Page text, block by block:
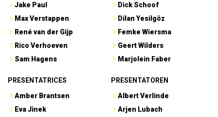
Jake Paul
Max Verstappen
René van der Gijp
Rico Verhoeven
Sam Hagens
Dick Schoof
Dilan Yesilgöz
Femke Wiersma
Geert Wilders
Marjolein Faber
PRESENTATRICES
Amber Brantsen
Eva Jinek
PRESENTATOREN
Albert Verlinde
Arjen Lubach